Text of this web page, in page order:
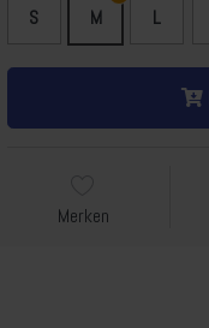
S M L
Merken